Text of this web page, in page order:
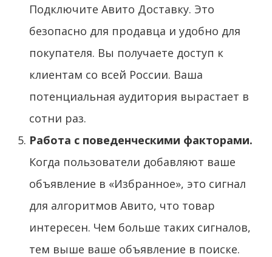
Подключите Авито Доставку. Это
безопасно для продавца и удобно для
покупателя. Вы получаете доступ к
клиентам со всей России. Ваша
потенциальная аудитория вырастает в
сотни раз.
Работа с поведенческими факторами.
Когда пользователи добавляют ваше
объявление в «Избранное», это сигнал
для алгоритмов Авито, что товар
интересен. Чем больше таких сигналов,
тем выше ваше объявление в поиске.